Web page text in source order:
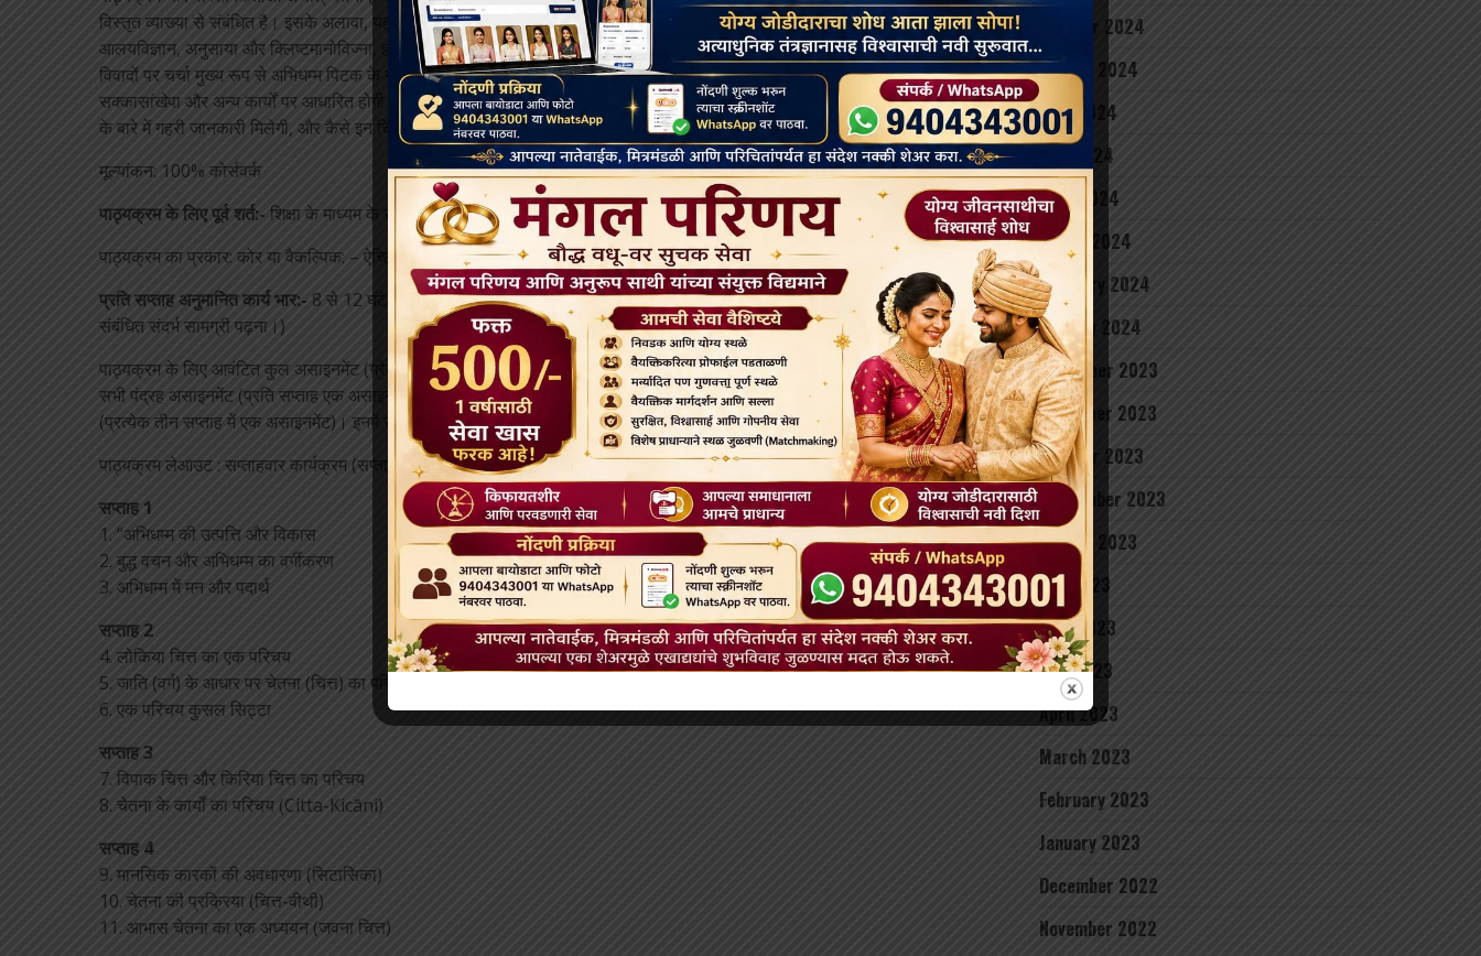
विस्तृत व्याख्या से संबंधित है। इसके अलावा, यह महत्व के कुछ चयनित विवादास्पद सिद्धांतों को भी प्रस्तुत करता है, जैसे कि भावांग और
आलयविज्ञान, अनुसाया और क्लिष्टमानोविज्ना, हदयवत्थु की अवधारणा, कथावत्थु के विवाद, कथावत्थु और मिलिंदपनहो की समानताएं आदि। इन
विवादों पर चर्चा मुख्य रूप से अभिधम्म पिटक के ग्रंथों, इसकी टिप्पणियों और अभिधम्म के मैनुअल अर्थात् अभिधम्मत्थ-संगहो, अभिधम्मवतार,
सक्कासांखेपा और अन्य कार्यों पर आधारित होगी। इन विवादों का अध्ययन करके, छात्रों को प्राचीन गुरुओं की सैद्धांतिक और आध्यात्मिक चिंताओं
के बारे में गहरी जानकारी मिलेगी, और कैसे इन चिंताओं ने बौद्ध विचारों की प्रगतिशील अभिव्यक्ति और विकास को उत्साहपूर्वक प्रेरित किया।
मूल्यांकन: 100% कोर्सवर्क
पाठ्यक्रम के लिए पूर्व शर्त:- शिक्षा के माध्यम के रूप में अंग्रेजी के ज्ञान के साथ किसी भी विषय में स्नातक, बौद्ध अध्ययन में रुचि।
पाठ्यक्रम का प्रकार: कोर या वैकल्पिक: – ऐच्छिक खोलें
प्रति सप्ताह अनुमानित कार्य भार:- 8 से 12 घंटे. (वीडियो देखना, मॉड्यूल सामग्री पढ़ना- (प्रत्येक सप्ताह 2 या 3), प्रश्नों का प्रयास करना और
संबंधित संदर्भ सामग्री पढ़ना।)
पाठ्यक्रम के लिए आवंटित कुल असाइनमेंट (ग्रेडेड असाइनमेंट (जिसमें अंक शामिल हैं) और गैर-ग्रेडेड (वे गैर-अंक वाले) इंगित करें):-
सभी पंद्रह असाइनमेंट (प्रति सप्ताह एक असाइनमेंट) और 15 असाइनमेंट बिना अंक के। इसके अलावा, पांच लंबे निबंध प्रकार के असाइनमेंट होंगे
(प्रत्येक तीन सप्ताह में एक असाइनमेंट)। इनमें से तीन असाइनमेंट ग्रेडेड और दो नॉन-ग्रेडेड होंगे।
पाठ्यक्रम लेआउट : सप्ताहवार कार्यक्रम (सप्ताह में रखे जाने वाले कार्य सहित) :-
सप्ताह 1
1. “अभिधम्म की उत्पत्ति और विकास
2. बुद्ध वचन और अभिधम्म का वर्गीकरण
3. अभिधम्म में मन और पदार्थ
सप्ताह 2
4. लोकिया चित्त का एक परिचय
5. जाति (वर्ग) के आधार पर चेतना (चित्त) का परिचय
6. एक परिचय कुसल सिट्टा
सप्ताह 3
7. विपाक चित्त और किरिया चित्त का परिचय
8. चेतना के कार्यों का परिचय (Citta-Kicāni)
सप्ताह 4
9. मानसिक कारकों की अवधारणा (सिटासिका)
10. चेतना की प्रक्रिया (चित्त-वीथी)
11. आभास चेतना का एक अध्ययन (जवना चित्त)
October 2024
August 2024
June 2024
May 2024
April 2024
March 2024
February 2024
January 2024
December 2023
November 2023
October 2023
September 2023
August 2023
July 2023
June 2023
May 2023
April 2023
March 2023
February 2023
January 2023
December 2022
November 2022